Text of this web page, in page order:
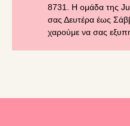
8731. Η ομάδα της
σας Δευτέρα έως
χαρούμε να σας